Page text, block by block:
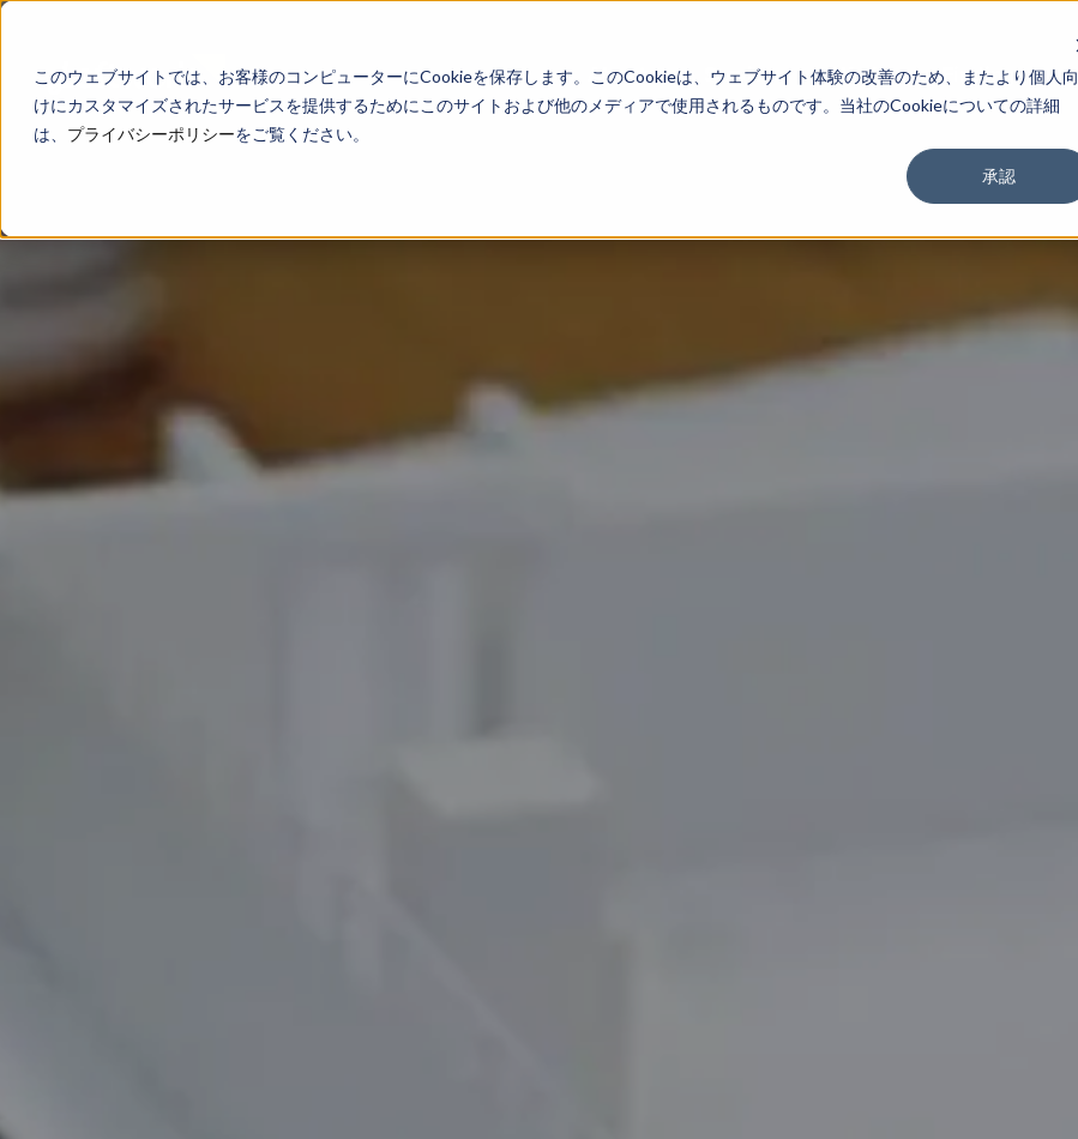
このウェブサイトでは、お客様のコンピューターにCookieを保存します。このCookieは、ウェブサイト体験の改善のため、またより個人向
けにカスタマイズされたサービスを提供するためにこのサイトおよび他のメディアで使用されるものです。当社のCookieについての詳細
は、 プライバシーポリシーをご覧ください。
承認
About Service Work Findings